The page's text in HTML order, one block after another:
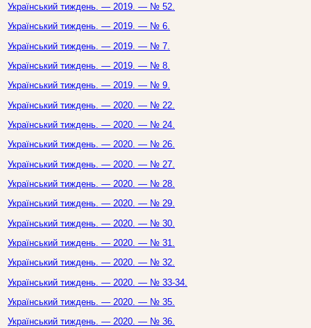
Український тиждень. — 2019. — № 52.
Український тиждень. — 2019. — № 6.
Український тиждень. — 2019. — № 7.
Український тиждень. — 2019. — № 8.
Український тиждень. — 2019. — № 9.
Український тиждень. — 2020. — № 22.
Український тиждень. — 2020. — № 24.
Український тиждень. — 2020. — № 26.
Український тиждень. — 2020. — № 27.
Український тиждень. — 2020. — № 28.
Український тиждень. — 2020. — № 29.
Український тиждень. — 2020. — № 30.
Український тиждень. — 2020. — № 31.
Український тиждень. — 2020. — № 32.
Український тиждень. — 2020. — № 33-34.
Український тиждень. — 2020. — № 35.
Український тиждень. — 2020. — № 36.